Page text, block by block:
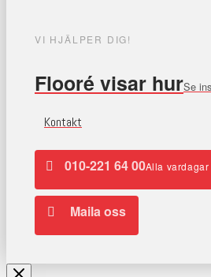
VI HJÄLPER DIG!
Flooré visar hurSe
Kontakt
010-221 64 00Alla
Maila oss